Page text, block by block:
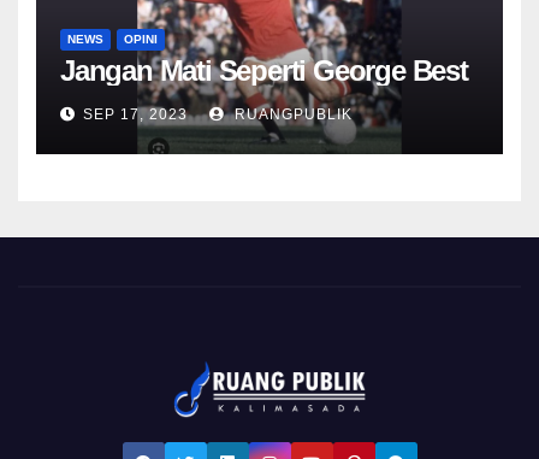
NEWS OPINI
Jangan Mati Seperti George Best
SEP 17, 2023 RUANGPUBLIK